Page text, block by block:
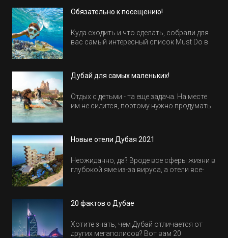
Обязательно к посещению!
Куда сходить и что сделать, собрали для
вас самый интересный список Must Do в
Дубай для самых маленьких!
Отдых с детьми - та еще задача. На месте
им не сидится, поэтому нужно продумать
Новые отели Дубая 2021
Неожиданно, да? Вроде все сферы жизни в
глубокой яме из-за вируса, а отели все-
обычно на первые заезды дают промо-
20 фактов о Дубае
Хотите знать, чем Дубай отличается от
других мегаполисов? Вот вам 20